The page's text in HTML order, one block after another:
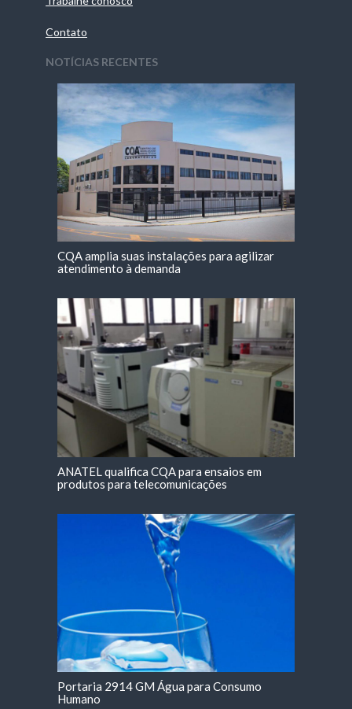
Contato
NOTÍCIAS RECENTES
CQA amplia suas instalações para agilizar
atendimento à demanda
ANATEL qualifica CQA para ensaios em
produtos para telecomunicações
Portaria 2914 GM Água para Consumo
Humano